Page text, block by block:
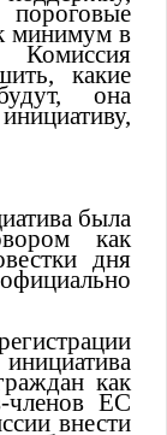
минимум в
Комиссия
какие
она
была
как
дня
как
членов ЕС
внести